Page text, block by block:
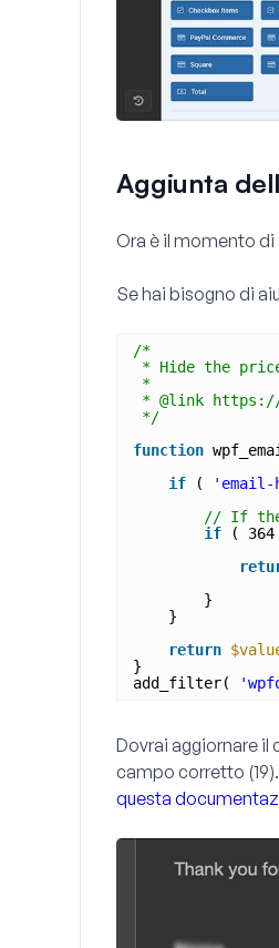
Aggiunta
Ora è il momento
Se hai bisogno di
/*
* Hide the
*
* @link https://
*/
function
if
( 'email-
// If the
if
( 364
}
}
return
}
add_filter(
Dovrai aggiornare
campo corretto (19)
questa